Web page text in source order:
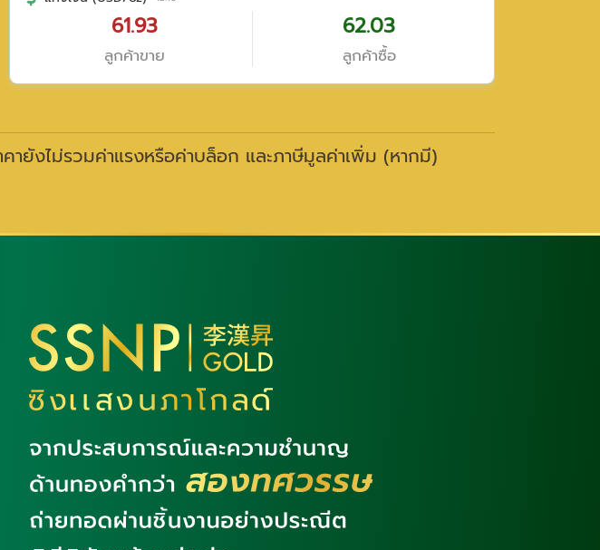
61.93
ลูกค้าขาย
62.03
ลูกค้าซื้อ
คายังไม่รวมค่าแรงหรือค่าบล็อก และภาษีมูลค่าเพิ่ม (หากมี)